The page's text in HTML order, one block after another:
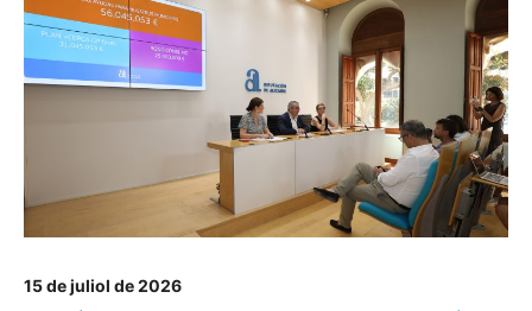
15 de juliol de 2026